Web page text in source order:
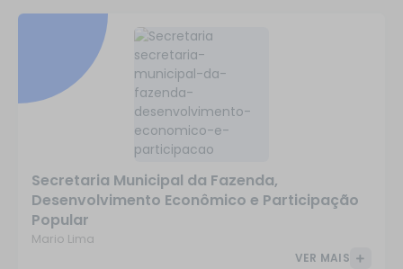
Secretaria Municipal da Fazenda,
Desenvolvimento Econômico e Participação
Popular
Mario Lima
VER MAIS